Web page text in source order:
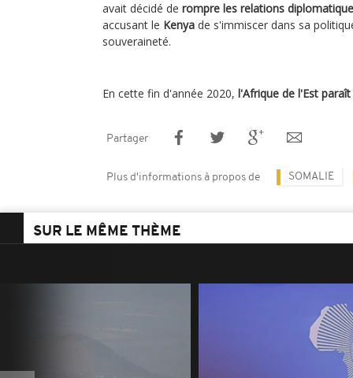
avait décidé de rompre les relations
accusant le Kenya de s'immiscer dans sa
souveraineté.
En cette fin d'année 2020, l'Afrique de l'Est
Partager
Plus d'informations à propos de SOMALIE
SUR LE MÊME THÈME